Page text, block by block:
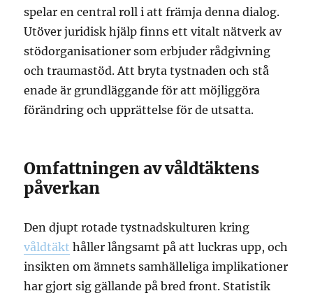
spelar en central roll i att främja denna dialog.
Utöver juridisk hjälp finns ett vitalt nätverk av
stödorganisationer som erbjuder rådgivning
och traumastöd. Att bryta tystnaden och stå
enade är grundläggande för att möjliggöra
förändring och upprättelse för de utsatta.
Omfattningen av våldtäktens
påverkan
Den djupt rotade tystnadskulturen kring
våldtäkt håller långsamt på att luckras upp, och
insikten om ämnets samhälleliga implikationer
har gjort sig gällande på bred front. Statistik